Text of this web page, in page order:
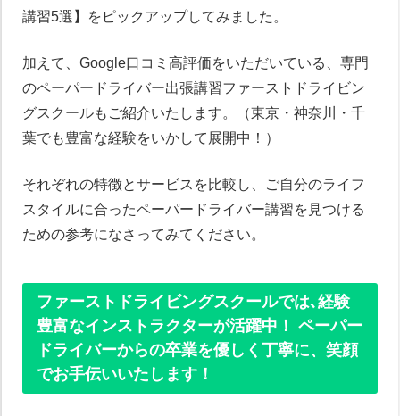
講習5選】をピックアップしてみました。
加えて、Google口コミ高評価をいただいている、専門
のペーパードライバー出張講習ファーストドライビン
グスクールもご紹介いたします。（東京・神奈川・千
葉でも豊富な経験をいかして展開中！）
それぞれの特徴とサービスを比較し、ご自分のライフ
スタイルに合ったペーパードライバー講習を見つける
ための参考になさってみてください。
ファーストドライビングスクールでは､経験
豊富なインストラクターが活躍中！ ペーパー
ドライバーからの卒業を優しく丁寧に、笑顔
でお手伝いいたします！